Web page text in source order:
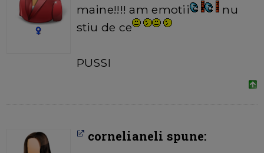
maine!!!! am emotii
nu
stiu de ce
PUSSI
cornelianeli spune: